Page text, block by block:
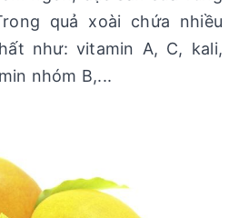
quả xoài chứa nhiều
như: vitamin A, C, kali,
nhóm B,...